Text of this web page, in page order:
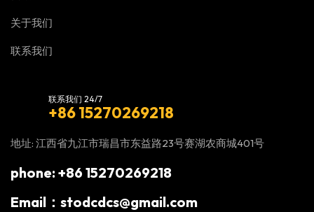
关于我们
联系我们
联系我们 24/7
+86 15270269218
地址: 江西省九江市瑞昌市东益路23号赛湖农商城401号
phone: +86 15270269218
Email：stodcdcs@gmail.com